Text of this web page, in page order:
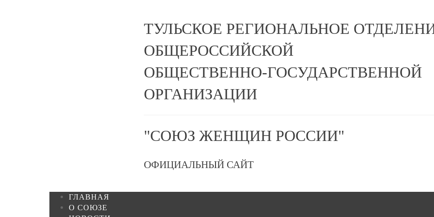
ТУЛЬСКОЕ РЕГИОНАЛЬНОЕ
ОБЩЕРОССИЙСКОЙ
ОБЩЕСТВЕННО-ГОСУДАРСТВЕННОЙ
ОРГАНИЗАЦИИ
"СОЮЗ ЖЕНЩИН РОССИИ"
ОФИЦИАЛЬНЫЙ САЙТ
ГЛАВНАЯ
О СОЮЗЕ